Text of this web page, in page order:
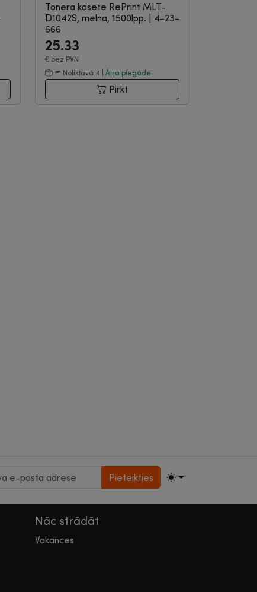
Tonera kasete RePrint MLT-
D1042S, melna, 1500lpp.
4-23-
666
25.33
€ bez PVN
Noliktavā 4 | Ātrā piegāde
Pirkt
Pieteikties
Nāc strādāt
Vakances